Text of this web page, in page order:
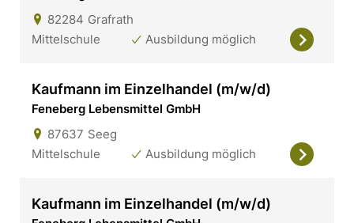
82284 Grafrath
Mittelschule
Ausbildung möglich
Kaufmann im Einzelhandel (m/w/d)
Feneberg Lebensmittel GmbH
87637 Seeg
Mittelschule
Ausbildung möglich
Kaufmann im Einzelhandel (m/w/d)